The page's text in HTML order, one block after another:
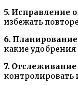
5. Исправление
избежать
6.
какие
7.
контролировать